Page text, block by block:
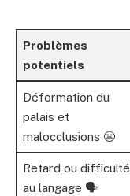
Problèmes
potentiels
Déformation du
palais et
malocclusions 😬
Retard ou difficulté
au langage 🗣️